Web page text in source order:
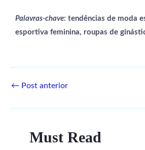
Palavras-chave: tendências de moda
esportiva feminina, roupas de
← Post anterior
Must Read